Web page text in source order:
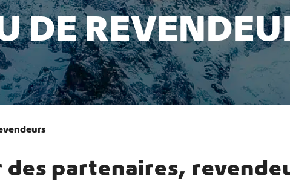
Équipement pour fourgons aménagés
Livraison directe depuis le stock
DE
des partenaires,